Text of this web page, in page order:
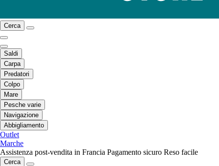
Cerca
Saldi
Carpa
Predatori
Colpo
Mare
Pesche varie
Navigazione
Abbigliamento
Outlet
Marche
Assistenza post-vendita in Francia Pagamento sicuro Reso facile
Cerca